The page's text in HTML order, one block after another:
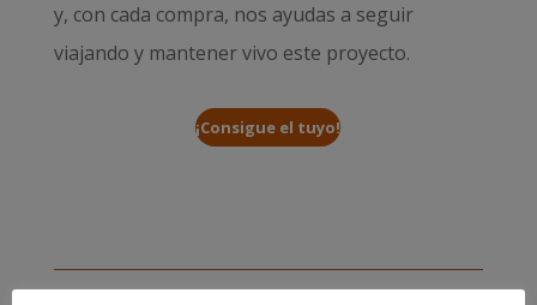
y, con cada compra, nos ayudas a seguir
viajando y mantener vivo este proyecto.
¡Consigue el tuyo!